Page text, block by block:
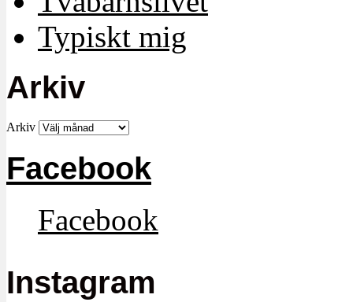
Typiskt mig
Arkiv
Arkiv
Facebook
Facebook
Instagram